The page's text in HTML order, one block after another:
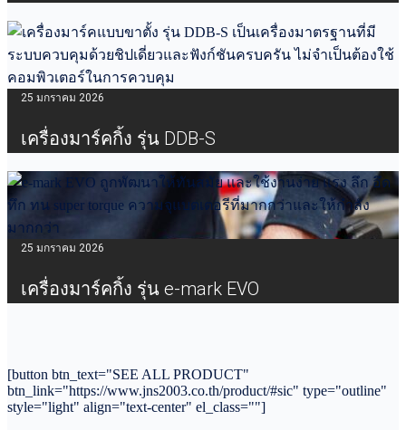
25 มกราคม 2026
เครื่องมาร์คกิ้ง รุ่น DDB-S
25 มกราคม 2026
เครื่องมาร์คกิ้ง รุ่น e-mark EVO
[button btn_text="SEE ALL PRODUCT"
btn_link="https://www.jns2003.co.th/product/#sic" type="outline"
style="light" align="text-center" el_class=""]